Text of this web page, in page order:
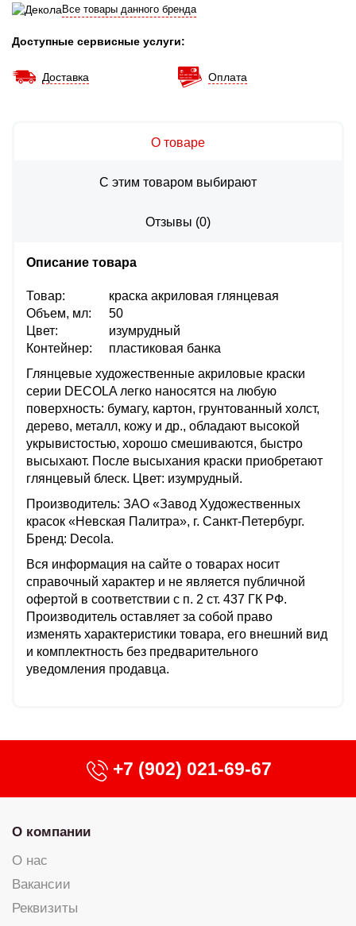
Все товары данного бренда
Доступные сервисные услуги:
Доставка Оплата
О товаре
С этим товаром выбирают
Отзывы (0)
Описание товара
Товар:
краска акриловая глянцевая
Объем, мл:
50
Цвет:
изумрудный
Контейнер:
пластиковая банка
Глянцевые художественные акриловые краски
серии DECOLA легко наносятся на любую
поверхность: бумагу, картон, грунтованный холст,
дерево, металл, кожу и др., обладают высокой
укрывистостью, хорошо смешиваются, быстро
высыхают. После высыхания краски приобретают
глянцевый блеск. Цвет: изумрудный.
Производитель: ЗАО «Завод Художественных
красок «Невская Палитра», г. Санкт-Петербург.
Бренд: Decola.
Вся информация на сайте о товарах носит
справочный характер и не является публичной
офертой в соответствии с п. 2 ст. 437 ГК РФ.
Производитель оставляет за собой право
изменять характеристики товара, его внешний вид
и комплектность без предварительного
уведомления продавца.
+7 (902) 021-69-67
О компании
О нас
Вакансии
Реквизиты